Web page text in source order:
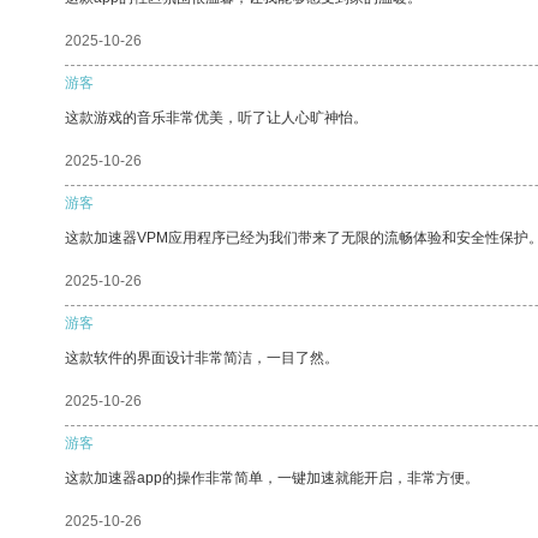
2025-10-26
游客
这款游戏的音乐非常优美，听了让人心旷神怡。
2025-10-26
游客
这款加速器VPM应用程序已经为我们带来了无限的流畅体验和安全性保护
2025-10-26
游客
这款软件的界面设计非常简洁，一目了然。
2025-10-26
游客
这款加速器app的操作非常简单，一键加速就能开启，非常方便。
2025-10-26